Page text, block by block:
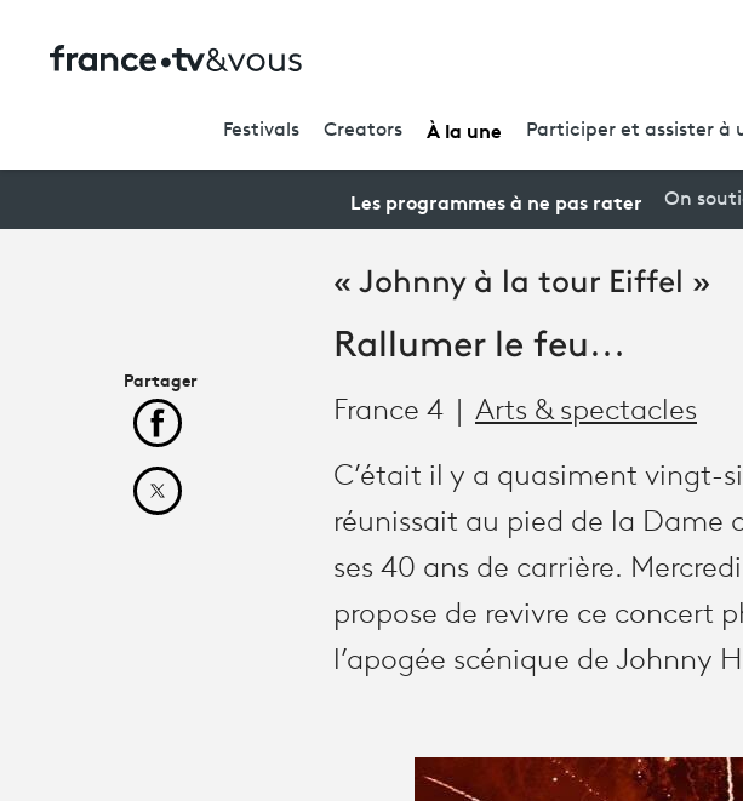
Festivals Creators À la une Participer et assister à
Les programmes à ne pas rater On
« Johnny à la tour Eiffel »
Rallumer le feu…
France 4 Arts & spectacles
C’était il y a quasiment vingt-
réunissait au pied de la Dame
ses 40 ans de carrière.
propose de revivre ce concert
l’apogée scénique de Johnny
Partager
Partager cet article sur Facebook
Partager cet article sur X